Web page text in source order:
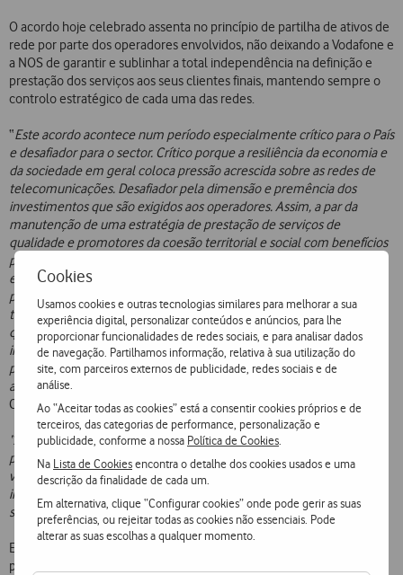
Cookies
Usamos cookies e outras tecnologias similares para melhorar a sua
experiência digital, personalizar conteúdos e anúncios, para lhe
proporcionar funcionalidades de redes sociais, e para analisar dados
de navegação. Partilhamos informação, relativa à sua utilização do
site, com parceiros externos de publicidade, redes sociais e de
análise.
Ao “Aceitar todas as cookies” está a consentir cookies próprios e de
terceiros, das categorias de performance, personalização e
publicidade, conforme a nossa Política de Cookies
Na Lista de Cookiesencontra o detalhe dos cookies usados e uma
descrição da finalidade de cada um.
Em alternativa, clique “Configurar cookies” onde pode gerir as suas
preferências, ou rejeitar todas as cookies não essenciais. Pode
alterar as suas escolhas a qualquer momento.
O acordo hoje celebrado assenta no princípio de partilha de ativos de
rede por parte dos operadores envolvidos, não deixando a Vodafone e
a NOS de garantir e sublinhar a total independência na definição e
prestação dos serviços aos seus clientes finais, mantendo sempre o
controlo estratégico de cada uma das redes.
“Este acordo acontece num período especialmente crítico para o País
e desafiador para o sector. Crítico porque a resiliência da economia e
da sociedade em geral coloca pressão acrescida sobre as redes de
telecomunicações. Desafiador pela dimensão e premência dos
investimentos que são exigidos aos operadores. Assim, a par da
manutenção de uma estratégia de prestação de serviços de
qualidade e promotores da coesão territorial e social com benefícios
para os nossos clientes e para o País, exigem-se investimentos
eficientes, sustentáveis e ecologicamente responsáveis. É nesta
perspetiva que o presente acordo visa fortalecer a plataforma
tecnológica a partir da qual são prestados serviços essenciais à vida
quotidiana, potenciando-se ainda o lançamento de serviços
inovadores, capazes de melhorar a qualidade de vida dos
portugueses e/ou tornar modelos de negócio mais competitivos,
acelerando a necessária transição digital do País”
CEO da Vodafone.
“A partilha de redes nos moldes agora definidos responde
positivamente aos desafios do atual contexto, oferecendo inegáveis
vantagens na redução de impactos ambientais e dos custos de
implantação e desenvolvimento, permitindo mais investimento em
serviços de qualidade para todos os clientes”, reforça Mário Vaz.
Entre os principais objetivos do acordo agora celebrado, destaque
para: